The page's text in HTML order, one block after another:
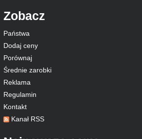
Zobacz
Państwa
Dodaj ceny
Porównaj
Średnie zarobki
Reklama
Regulamin
Kontakt
Kanał RSS